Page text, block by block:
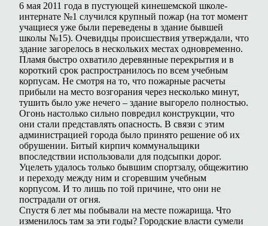
6 мая 2011 года в пустующей кинешемской школе-
интернате №1 случился крупный пожар (на тот момент
учащиеся уже были переведены в здание бывшей
школы №15). Очевидцы происшествия утверждали, что
здание загорелось в нескольких местах одновременно.
Пламя быстро охватило деревянные перекрытия и в
короткий срок распространилось по всем учебным
корпусам. Не смотря на то, что пожарные расчеты
прибыли на место возгорания через несколько минут,
тушить было уже нечего – здание выгорело полностью.
Огонь настолько сильно повредил конструкции, что
они стали представлять опасность. В связи с этим
администрацией города было принято решение об их
обрушении. Битый кирпич коммунальщики
впоследствии использовали для подсыпки дорог.
Уцелеть удалось только бывшим спортзалу, общежитию
и переходу между ним и сгоревшим учебным
корпусом. И то лишь по той причине, что они не
пострадали от огня.
Спустя 6 лет мы побывали на месте пожарища. Что
изменилось там за эти годы? Городские власти сумели